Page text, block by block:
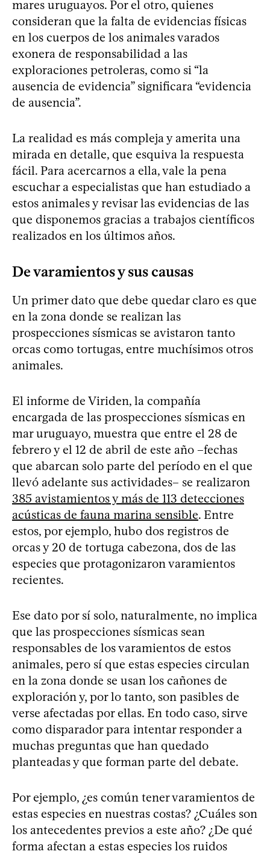
mares uruguayos. Por el otro, quienes
consideran que la falta de evidencias físicas
en los cuerpos de los animales varados
exonera de responsabilidad a las
exploraciones petroleras, como si “la
ausencia de evidencia” significara “evidencia
de ausencia”.
La realidad es más compleja y amerita una
mirada en detalle, que esquiva la respuesta
fácil. Para acercarnos a ella, vale la pena
escuchar a especialistas que han estudiado a
estos animales y revisar las evidencias de las
que disponemos gracias a trabajos científicos
realizados en los últimos años.
De varamientos y sus causas
Un primer dato que debe quedar claro es que
en la zona donde se realizan las
prospecciones sísmicas se avistaron tanto
orcas como tortugas, entre muchísimos otros
animales.
El informe de Viriden, la compañía
encargada de las prospecciones sísmicas en
mar uruguayo, muestra que entre el 28 de
febrero y el 12 de abril de este año –fechas
que abarcan solo parte del período en el que
llevó adelante sus actividades– se realizaron
385 avistamientos y más de 113 detecciones
acústicas de fauna marina sensible. Entre
estos, por ejemplo, hubo dos registros de
orcas y 20 de tortuga cabezona, dos de las
especies que protagonizaron varamientos
recientes.
Ese dato por sí solo, naturalmente, no implica
que las prospecciones sísmicas sean
responsables de los varamientos de estos
animales, pero sí que estas especies circulan
en la zona donde se usan los cañones de
exploración y, por lo tanto, son pasibles de
verse afectadas por ellas. En todo caso, sirve
como disparador para intentar responder a
muchas preguntas que han quedado
planteadas y que forman parte del debate.
Por ejemplo, ¿es común tener varamientos de
estas especies en nuestras costas? ¿Cuáles son
los antecedentes previos a este año? ¿De qué
forma afectan a estas especies los ruidos